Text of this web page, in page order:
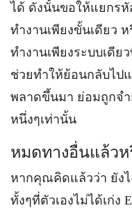
ได้ ดังนั้นขอให้แยกรหั
ทำงานเพียงขั้นเดียว
ทำงานเพียงระบบเดีย
ช่วยทำให้ย้อนกลับไป
พลาดขึ้นมา ย่อมถูกจ
หนึ่งๆเท่านั้น
หมดทางอื่นแล้วห
หากคุณคิดแล้วว่า ยังไ
ทั้งๆที่ตัวเองไม่ได้เก่ง